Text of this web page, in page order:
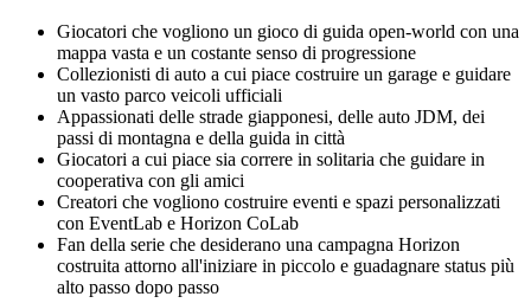
Giocatori che vogliono un gioco di guida open‑world con una
mappa vasta e un costante senso di progressione
Collezionisti di auto a cui piace costruire un garage e guidare
un vasto parco veicoli ufficiali
Appassionati delle strade giapponesi, delle auto JDM, dei
passi di montagna e della guida in città
Giocatori a cui piace sia correre in solitaria che guidare in
cooperativa con gli amici
Creatori che vogliono costruire eventi e spazi personalizzati
con EventLab e Horizon CoLab
Fan della serie che desiderano una campagna Horizon
costruita attorno all'iniziare in piccolo e guadagnare status più
alto passo dopo passo